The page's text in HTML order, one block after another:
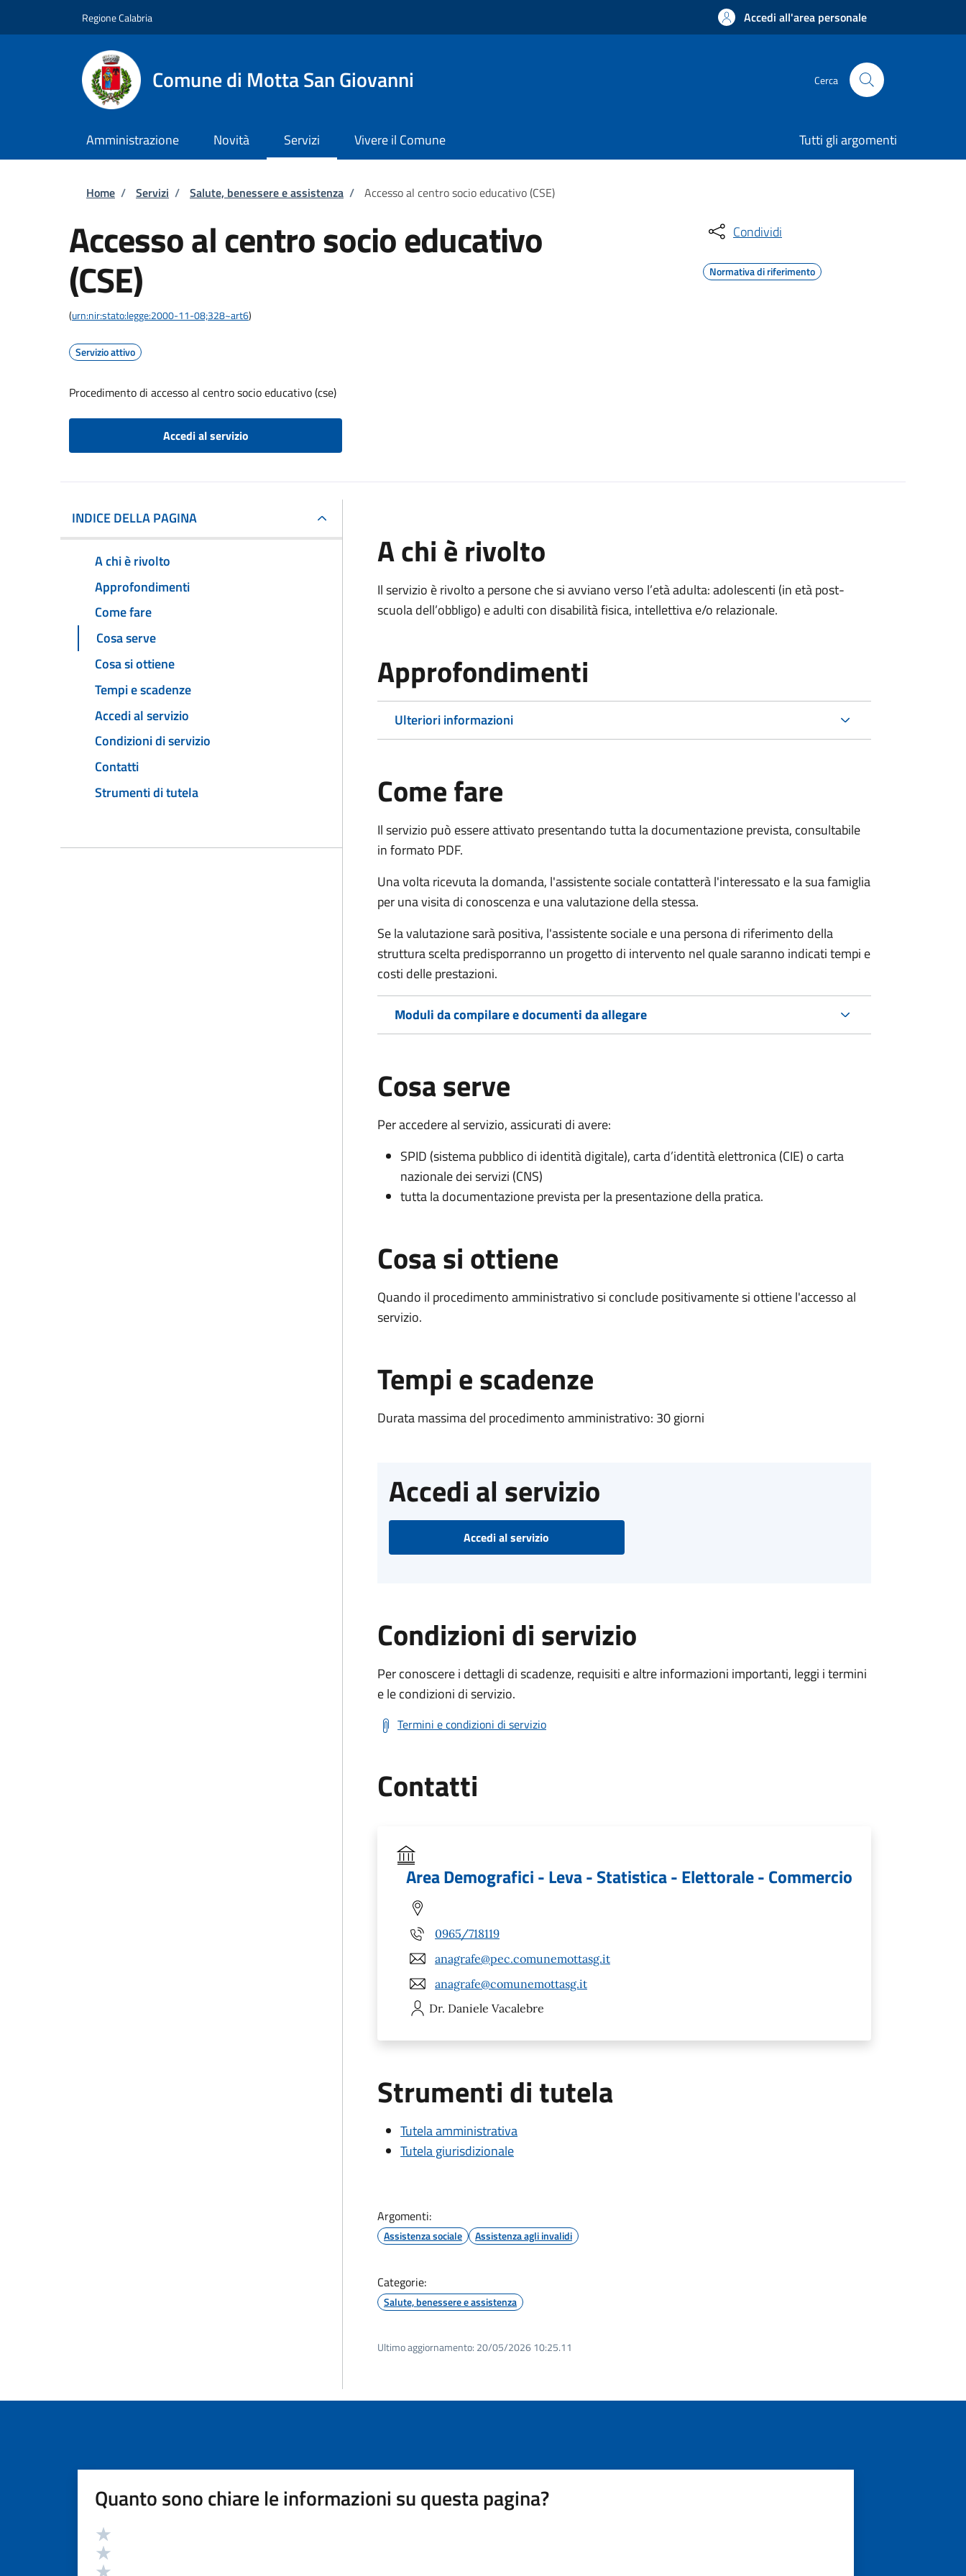
Regione Calabria Accedi all'area personale
Comune di Motta San Giovanni Cerca
Amministrazione Novità Servizi Vivere il Comune Tutti gli argomenti
Briciole di pane
Home / Servizi / Salute, benessere e assistenza / Accesso al centro socio educativo (CSE)
Accesso al centro socio educativo
(CSE)
(urn:nir:stato:legge:2000-11-08;328~art6)
Servizio attivo
Procedimento di accesso al centro socio educativo (cse)
Accedi al servizio
Condividi
Normativa di riferimento
INDICE DELLA PAGINA
A chi è rivolto
Approfondimenti
Come fare
Cosa serve
Cosa si ottiene
Tempi e scadenze
Accedi al servizio
Condizioni di servizio
Contatti
Strumenti di tutela
A chi è rivolto
Il servizio è rivoltoa persone che si avviano verso l’età adulta: adolescenti (in età post-
scuola dell’obbligo) e adulti con disabilità fisica, intellettiva e/o relazionale.
Approfondimenti
Ulteriori informazioni
Come fare
Il servizio può essere attivato presentando tutta la documentazione prevista, consultabile
in formato PDF.
Una volta ricevuta la domanda, l'assistente sociale contatterà l'interessato e la sua famiglia
per una visita di conoscenza e una valutazione della stessa.
Se la valutazione sarà positiva, l'assistente sociale e una persona di riferimento della
struttura scelta predisporranno un progetto di intervento nel quale saranno indicati tempi e
costi delle prestazioni.
Moduli da compilare e documenti da allegare
Cosa serve
Per accedere al servizio, assicurati di avere:
SPID (sistema pubblico di identità digitale), carta d’identità elettronica (CIE) o carta
nazionale dei servizi (CNS)
tutta la documentazione prevista per la presentazione della pratica.
Cosa si ottiene
Quando il procedimento amministrativo si conclude positivamente si ottiene l'accesso al
servizio.
Tempi e scadenze
Durata massima del procedimento amministrativo: 30 giorni
Accedi al servizio
Accedi al servizio
Condizioni di servizio
Per conoscere i dettagli di scadenze, requisiti e altre informazioni importanti, leggi i termini
e le condizioni di servizio.
Termini e condizioni di servizio
Contatti
Area Demografici - Leva - Statistica - Elettorale - Commercio
0965/718119
anagrafe@pec.comunemottasg.it
anagrafe@comunemottasg.it
Dr. Daniele Vacalebre
Strumenti di tutela
Tutela amministrativa
Tutela giurisdizionale
Argomenti:
Assistenza sociale Assistenza agli invalidi
Categorie:
Salute, benessere e assistenza
Ultimo aggiornamento: 20/05/2026 10:25.11
Quanto sono chiare le informazioni su questa pagina?
Valutazione